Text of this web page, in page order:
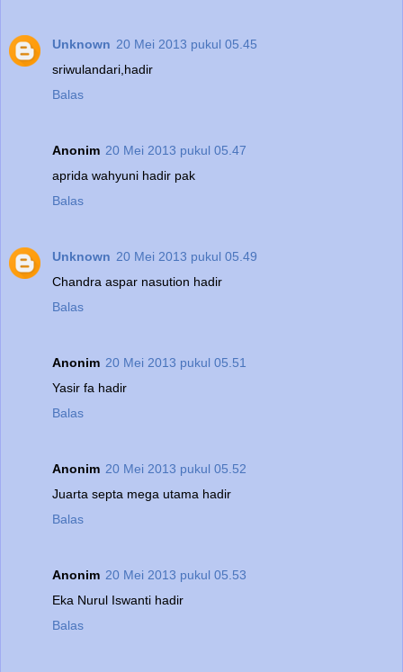
Unknown 20 Mei 2013 pukul 05.45
sriwulandari,hadir
Balas
Anonim 20 Mei 2013 pukul 05.47
aprida wahyuni hadir pak
Balas
Unknown 20 Mei 2013 pukul 05.49
Chandra aspar nasution hadir
Balas
Anonim 20 Mei 2013 pukul 05.51
Yasir fa hadir
Balas
Anonim 20 Mei 2013 pukul 05.52
Juarta septa mega utama hadir
Balas
Anonim 20 Mei 2013 pukul 05.53
Eka Nurul Iswanti hadir
Balas